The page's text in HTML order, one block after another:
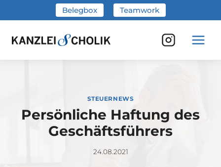
Inhalt
springen
Belegbox Teamwork
STEUERNEWS
Persönliche Haftung des
Geschäftsführers
24.08.2021